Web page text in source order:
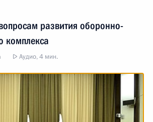
развития оборонно-
комплекса
Аудио, 4 мин.